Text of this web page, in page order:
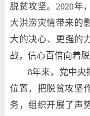
脱贫攻坚。2020年
大洪涝灾情带来的
大的决心、更强的
战，信心百倍向着
8年来，党中央
位置，把脱贫攻坚
务，组织开展了声